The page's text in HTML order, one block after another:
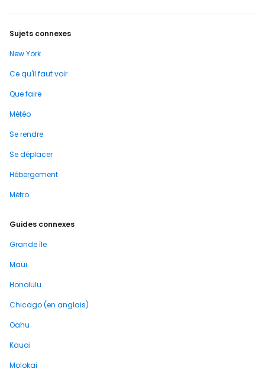
Sujets connexes
New York
Ce qu'il faut voir
Que faire
Météo
Se rendre
Se déplacer
Hébergement
Métro
Guides connexes
Grande île
Maui
Honolulu
Chicago (en anglais)
Oahu
Kauai
Molokai